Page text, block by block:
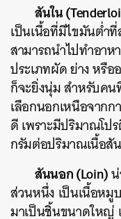
สันใน
เป็นเนื้อที่มีไขมันต่ำ
สามารถนำไปทำอา
ประเภทผัดย่างหรือ
ก็จะยิ่งนุ่มสำหรับคน
เลือกนอกเหนือจากก
ดีเพราะมีปริมาณโป
กรัมต่อปริมาณเนื้อสั
สันนอก(Loin)
ส่วนหนึ่ง เป็นเนื้อหมู
มาเป็นชิ้นขนาดใหญ่